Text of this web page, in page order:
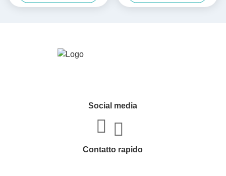
salute liquida scatola regalo
Essenza / Rossetto
Social media
Contatto rapido